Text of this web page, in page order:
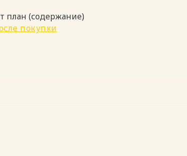
план (содержание)
покупки